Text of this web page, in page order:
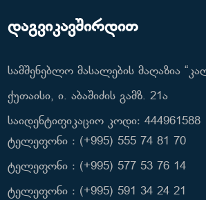
დაგვიკავშირდით
სამშენებლო მასალების მაღაზია
ქუთაისი, ი. აბაშიძის გამზ. 21ა
საიდენტიფიკაციო კოდი: 444961588
ტელეფონი : (+995) 555 74 81 70
ტელეფონი : (+995) 577 53 76 14
ტელეფონი : (+995) 591 34 24 21